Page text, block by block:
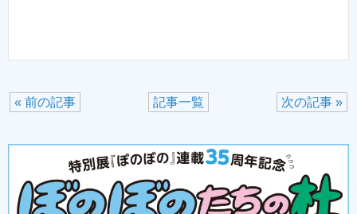
次の記事 »
記事一覧
« 前の記事